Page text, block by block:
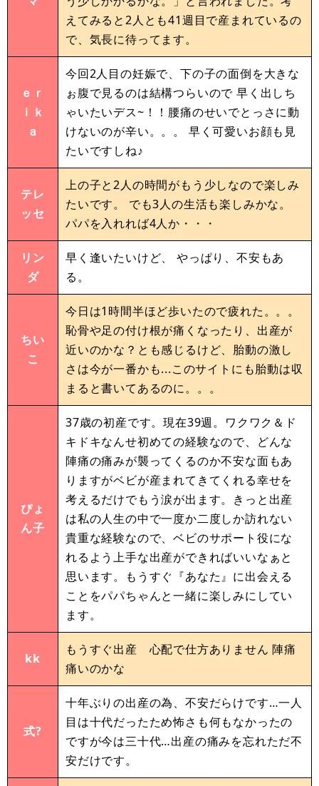
えてみると2人とも41週目で産まれているの
で、気長に待ってます。
ｅｒ
ｉｋ
ａ
今回2人目の妊娠で、下の子の面倒を大きな
ぉ腹で見るのは結構つらいので 早く出しち
ゃいたいデス~！！腰痛のせいでとっさに動
けないのが辛い。。。 早く可愛いお顔も見
たいですしね♪
テレ
ッセ
上の子と2人の時間がもう少しなので楽しみ
たいです。 でも3人の生活も楽しみかな。
パパを入れれば4人か・・・
リン
ダ
早く逢いたいけど、 やっぱり、不安もあ
る。
ちい
こ
今日は1時間半ほど歩いたので疲れた。。。
恥骨や足の付け根が痛くなったり、出産が
近いのかな？とも感じるけど、胎動の激し
さは今が一番かも...このサイトにも胎動は収
まると書いてあるのに。。。
ぴょ
ん子
37歳の初産です。現在39週。ワクワク＆ド
キドキなんせ初めての経験なので、どんな
陣痛の痛みが襲ってくるのか不安な面もあ
りますがベビが産まれてきてくれる幸せを
考えるだけでもう涙が出ます。きっと出産
は私の人生の中で一度か二度しか訪れない
貴重な経験なので、ベビのサポート役にな
れるよう上手な出産ができればいいなぁと
思います。もうすぐ『あなた』に出会える
ことをパパちゃんと一緒に楽しみにしてい
ます。
kk
もうすぐ出産 心配で仕方ありません 陣痛
痛いのかな
式?
十年ぶりの出産の為、不安だらけです…一人
目は十代だったため怖さも何もなかったの
ですが今は三十代…出産の痛みを忘れただ不
安だけです。